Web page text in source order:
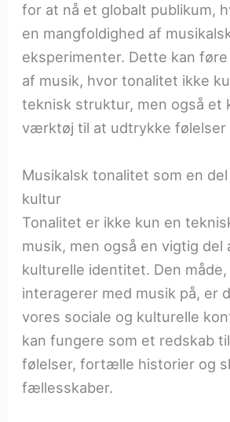
for at nå et globalt publikum,
en mangfoldighed af
eksperimenter. Dette kan
af musik, hvor tonalitet ikke
teknisk struktur, men også et
værktøj til at udtrykke følelser
Musikalsk tonalitet som en
kultur
Tonalitet er ikke kun en
musik, men også en vigtig del
kulturelle identitet. Den
interagerer med musik på, er
vores sociale og kulturelle
kan fungere som et redskab
følelser, fortælle historier og
fællesskaber.